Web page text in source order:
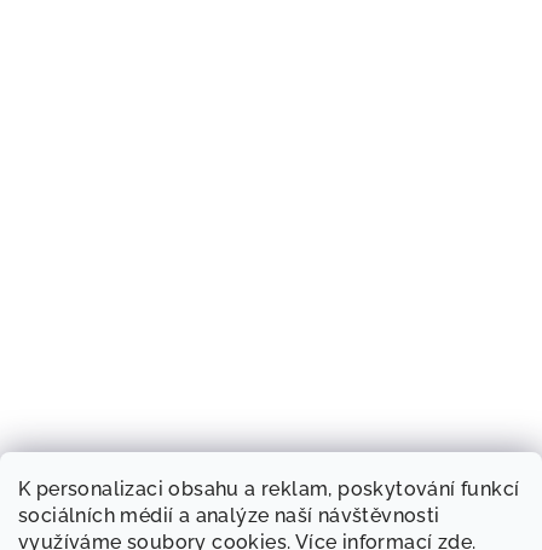
K personalizaci obsahu a reklam, poskytování funkcí
sociálních médií a analýze naší návštěvnosti
využíváme soubory cookies. Více informací zde.